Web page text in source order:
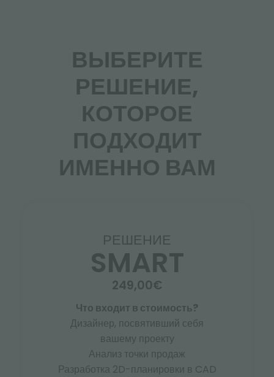
ВЫБЕРИТЕ
РЕШЕНИЕ,
КОТОРОЕ
ПОДХОДИТ
ИМЕННО ВАМ
РЕШЕНИЕ
SMART
249,00€
Что входит в стоимость?
Дизайнер, посвятивший себя
вашему проекту
Анализ точки продаж
Разработка 2D-планировки в CAD